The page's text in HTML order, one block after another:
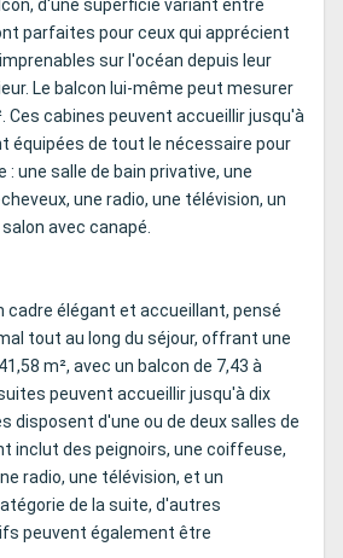
d'une superficie variant entre
parfaites pour ceux qui apprécient
sur l'océan depuis leur
Le balcon lui-même peut mesurer
Ces cabines peuvent accueillir jusqu'à
équipées de tout le nécessaire pour
une salle de bain privative, une
une radio, une télévision, un
avec canapé.
cadre élégant et accueillant, pensé
tout au long du séjour, offrant une
m², avec un balcon de 7,43 à
peuvent accueillir jusqu'à dix
disposent d'une ou de deux salles de
inclut des peignoirs, une coiffeuse,
radio, une télévision, et un
de la suite, d'autres
peuvent également être